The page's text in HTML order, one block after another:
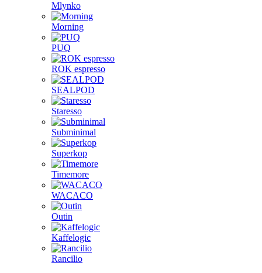
Mlynko
Morning
PUQ
ROK espresso
SEALPOD
Staresso
Subminimal
Superkop
Timemore
WACACO
Outin
Kaffelogic
Rancilio